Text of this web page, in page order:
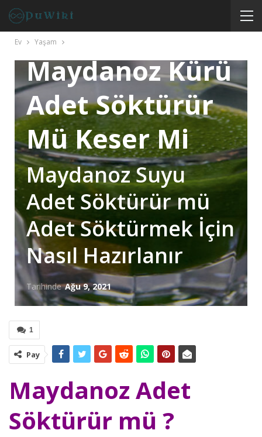
Ev Yaşam
Maydanoz Ve
Maydanoz Kürü
Adet Söktürür
Mü Keser Mi
Maydanoz Suyu
Adet Söktürür mü
Adet Söktürmek İçin
Nasıl Hazırlanır
TarihindeAğu 9, 2021
1
Pay
Maydanoz Adet
Söktürür mü ?